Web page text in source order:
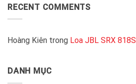
tốt
đẩy
RECENT COMMENTS
Hoàng Kiên trong Loa JBL SRX 818S
DANH MỤC